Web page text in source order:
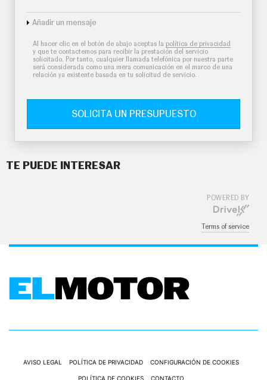
Añadir un mensaje
Al hacer clic en el botón de abajo aceptas la política de privacidad
y que te contactemos para recibir la prestación del servicio
solicitado. Por tanto, cualquier llamada telefónica por nuestra parte
será considerada como una mera comunicación en el marco de una
relación ya existente basada en tu solicitud de servicio.
SOLICITA UN PRESUPUESTO
TE PUEDE INTERESAR
POWERED BY
Terms of service
AVISO LEGAL POLÍTICA DE PRIVACIDAD CONFIGURACIÓN DE COOKIES
POLÍTICA DE COOKIES CONTACTO